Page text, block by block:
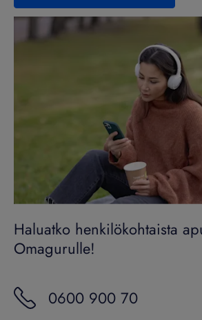
Haluatko henkilökohtaista
Omagurulle!
0600 900 70